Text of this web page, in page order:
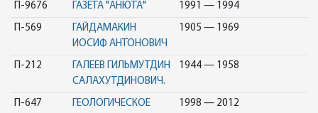
П-9676 ГАЗЕТА "АНЮТА" 1991 — 1994
П-569
ГАЙДАМАКИН
ИОСИФ АНТОНОВИЧ
1905 — 1969
П-212
ГАЛЕЕВ ГИЛЬМУТДИН
САЛАХУТДИНОВИЧ.
1944 — 1958
П-647
ГЕОЛОГИЧЕСКОЕ
1998 — 2012